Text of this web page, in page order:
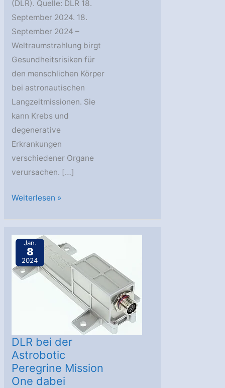
(DLR). Quelle: DLR 18.
September 2024. 18.
September 2024 –
Weltraumstrahlung birgt
Gesundheitsrisiken für
den menschlichen Körper
bei astronautischen
Langzeitmissionen. Sie
kann Krebs und
degenerative
Erkrankungen
verschiedener Organe
verursachen. […]
DLR:
astronautischen
Langzeitmissionen
Weiterlesen »
Jan.
8
2024
DLR bei der
Astrobotic
Peregrine Mission
One dabei